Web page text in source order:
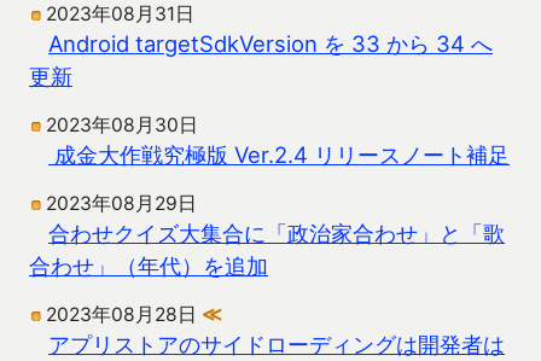
2023年08月31日
Android targetSdkVersion を 33 から 34 へ
更新
2023年08月30日
成金大作戦究極版 Ver.2.4 リリースノート補足
2023年08月29日
合わせクイズ大集合に「政治家合わせ」と「歌
合わせ」（年代）を追加
2023年08月28日 ≪
アプリストアのサイドローディングは開発者は